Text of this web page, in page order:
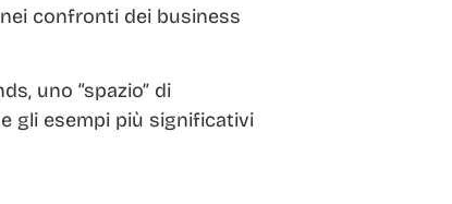
confronti dei business
uno “spazio” di
gli esempi più significativi